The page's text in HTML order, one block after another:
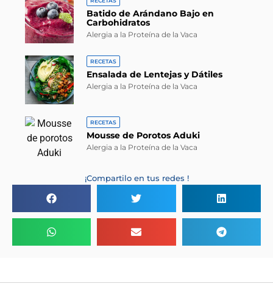
Batido de Arándano Bajo en
Carbohidratos
Alergia a la Proteína de la Vaca
RECETAS
Ensalada de Lentejas y Dátiles
Alergia a la Proteína de la Vaca
RECETAS
Mousse de Porotos Aduki
Alergia a la Proteína de la Vaca
¡Compartilo en tus redes !